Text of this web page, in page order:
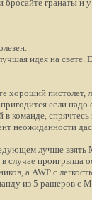
бросайте гранаты и
идея на свете.
хороший пистолет,
если надо
неожиданности
лучше взять
случае проигрыша
а AWP с
из 5 рашеров с